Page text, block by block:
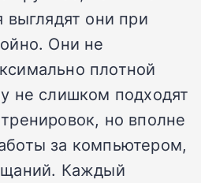
выглядят они при
Они не
плотной
не слишком подходят
но вполне
за компьютером,
Каждый